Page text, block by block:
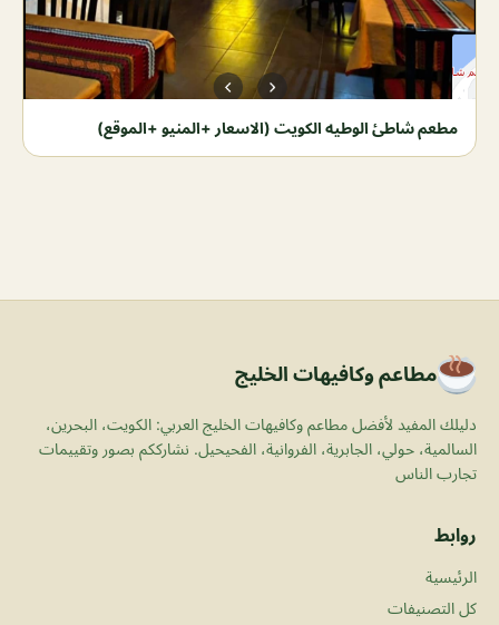
مطعم شاطئ الوطيه الكويت (الاسعار +المنيو +الموقع)
مطاعم وكافيهات الخليج
دليلك المفيد لأفضل مطاعم وكافيهات الخليج العربي: الكويت، البحرين،
السالمية، حولي، الجابرية، الفروانية، الفحيحيل. نشارككم بصور وتقييمات
تجارب الناس
روابط
الرئيسية
كل التصنيفات